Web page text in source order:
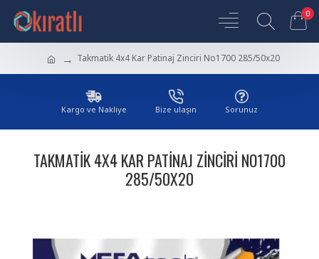
0
Takmatik 4x4 Kar Patinaj Zinciri No1700 285/50x20
Kargo ve Nakliye Bize ulaşın Sorunuz
TAKMATIK 4X4 KAR PATINAJ ZINCIRI NO1700
285/50X20